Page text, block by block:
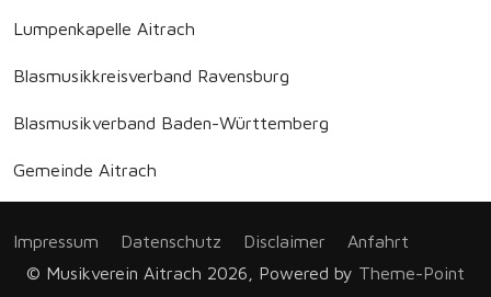
Lumpenkapelle Aitrach
Blasmusikkreisverband Ravensburg
Blasmusikverband Baden-Württemberg
Gemeinde Aitrach
Impressum Datenschutz Disclaimer
Anfahrt
© Musikverein Aitrach 2026, Powered by Theme-Point